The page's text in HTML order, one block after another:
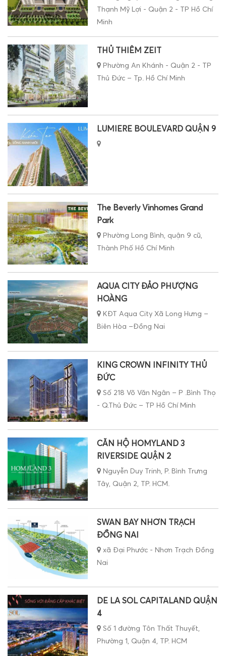
Thạnh Mỹ Lợi - Quận 2 - TP Hồ Chí
Minh
THỦ THIÊM ZEIT
Phường An Khánh - Quận 2 - TP
Thủ Đức – Tp. Hồ Chí Minh
LUMIERE BOULEVARD QUẬN 9
The Beverly Vinhomes Grand
Park
Phường Long Bình, quận 9 cũ,
Thành Phố Hồ Chí Minh
AQUA CITY ĐẢO PHƯỢNG
HOÀNG
KĐT Aqua City Xã Long Hưng –
Biên Hòa –Đồng Nai
KING CROWN INFINITY THỦ
ĐỨC
Số 218 Võ Văn Ngân – P .Bình Thọ
- Q.Thủ Đức – TP Hồ Chí Minh
CĂN HỘ HOMYLAND 3
RIVERSIDE QUẬN 2
Nguyễn Duy Trinh, P. Bình Trưng
Tây, Quận 2, TP. HCM.
SWAN BAY NHƠN TRẠCH
ĐỒNG NAI
xã Đại Phước - Nhơn Trạch Đồng
Nai
DE LA SOL CAPITALAND QUẬN
4
Số 1 đường Tôn Thất Thuyết,
Phường 1, Quận 4, TP. HCM